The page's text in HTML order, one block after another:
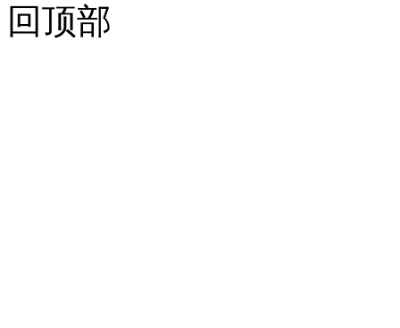
回顶部